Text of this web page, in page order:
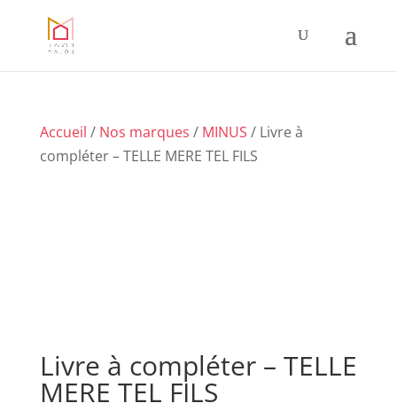
Accueil / Nos marques / MINUS / Livre à
compléter – TELLE MERE TEL FILS
Livre à compléter – TELLE
MERE TEL FILS